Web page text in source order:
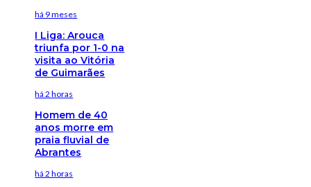
há 9 meses
I Liga: Arouca
triunfa por 1-0 na
visita ao Vitória
de Guimarães
há 2 horas
Homem de 40
anos morre em
praia fluvial de
Abrantes
há 2 horas